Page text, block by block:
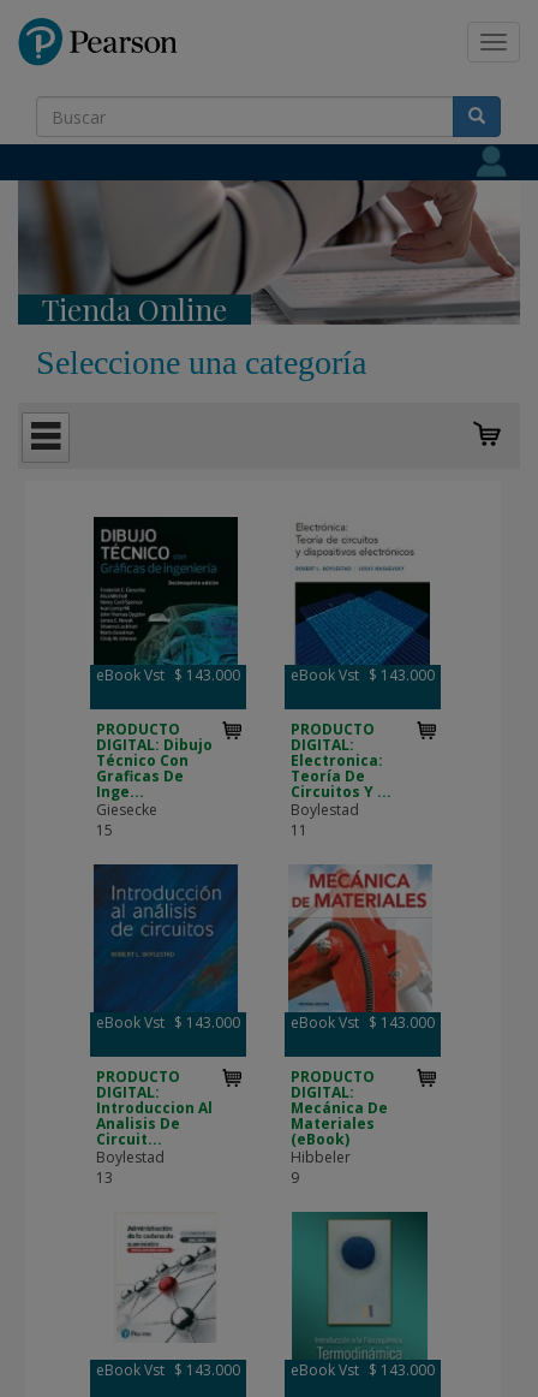
Tienda Online
Seleccione una categoría
eBook Vst $ 143.000
PRODUCTO
DIGITAL: Dibujo
Técnico Con
Graficas De
Inge...
Giesecke
15
eBook Vst $ 143.000
PRODUCTO
DIGITAL:
Electronica:
Teoría De
Circuitos Y ...
Boylestad
11
eBook Vst $ 143.000
PRODUCTO
DIGITAL:
Introduccion Al
Analisis De
Circuit...
Boylestad
13
eBook Vst $ 143.000
PRODUCTO
DIGITAL:
Mecánica De
Materiales
(eBook)
Hibbeler
9
eBook Vst $ 143.000 eBook Vst $ 143.000